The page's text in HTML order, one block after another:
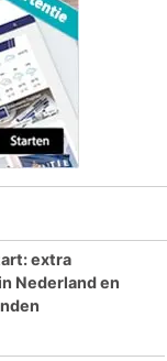
extra
Nederland en